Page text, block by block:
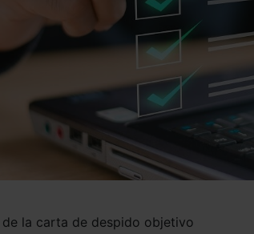
la carta de despido objetivo